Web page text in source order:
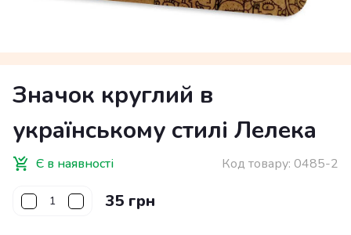
Значок круглий в
українському стилі Лелека
Є в наявності Код товару: 0485-2
35 грн